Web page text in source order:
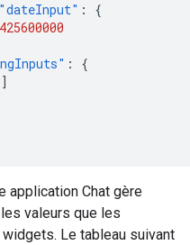
"dateInput" :
{
:
{
]
application Chat gère
valeurs que les
Le tableau suivant